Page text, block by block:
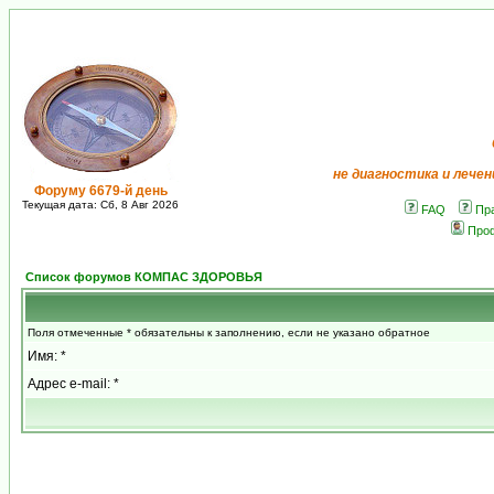
Форуму 6679-й день
Текущая дата: Сб, 8 Авг 2026
не диагностика и
FAQ
Список форумов КОМПАС ЗДОРОВЬЯ
Поля отмеченные * обязательны к заполнению, если не указано обратное
Имя: *
Адрес e-mail: *